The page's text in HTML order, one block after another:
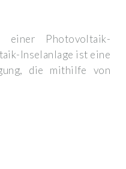
einer Photovoltaik-
Inselanlage ist eine
die mithilfe von